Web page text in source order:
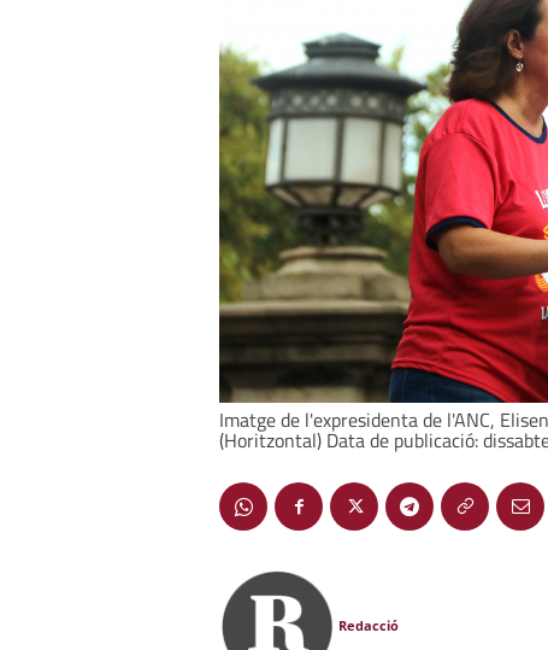
Imatge de l'expresidenta de l'ANC,
(Horitzontal) Data de publicació:
Redacció